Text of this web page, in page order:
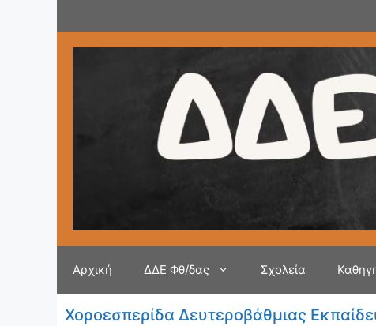
περιεχόμενο
Αρχική ΔΔΕ Φθ/δας Σχολεία
Χοροεσπερίδα Δευτεροβάθμιας